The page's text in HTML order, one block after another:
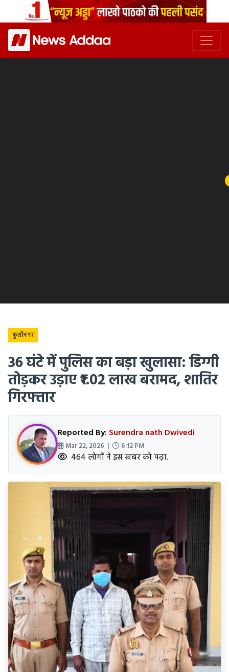
कुशीनगर
36 घंटे में पुलिस का बड़ा खुलासा: डिग्गी
तोड़कर उड़ाए ₹1.02 लाख बरामद, शातिर
गिरफ्तार
Reported By: Surendra nath Dwivedi
Mar 22, 2026 | 6:12 PM
464 लोगों ने इस खबर को पढ़ा.